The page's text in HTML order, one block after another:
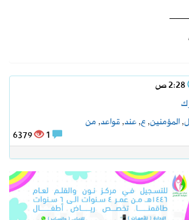
,المؤمنين,ع,عند,قواعد, من
6379